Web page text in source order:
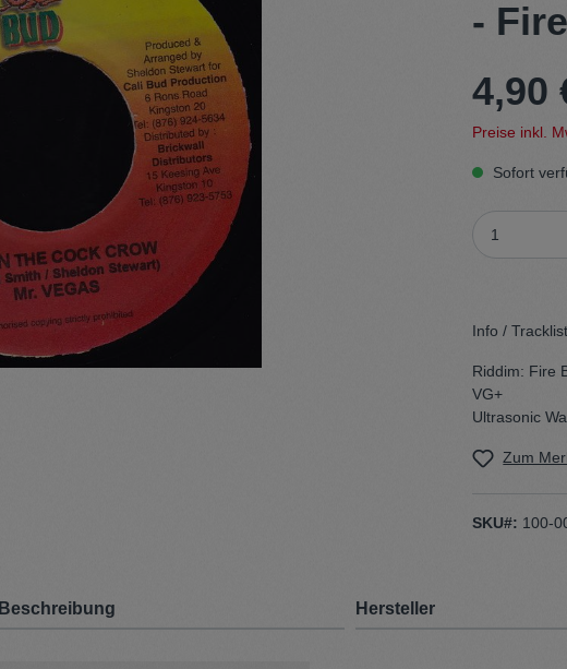
Jumpsuit
Mäntel
-
4,90
Preise inkl.
Sofort
Info /
Riddim: Fire
VG+
Ultrasonic
Zum
SKU#: 100-
Beschreibung Hersteller